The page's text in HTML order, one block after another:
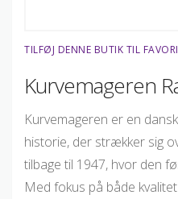
TILFØJ DENNE BUTIK TIL
Kurvemageren
Kurvemageren er en
historie, der strækker sig
tilbage til 1947, hvor den
Med fokus på både